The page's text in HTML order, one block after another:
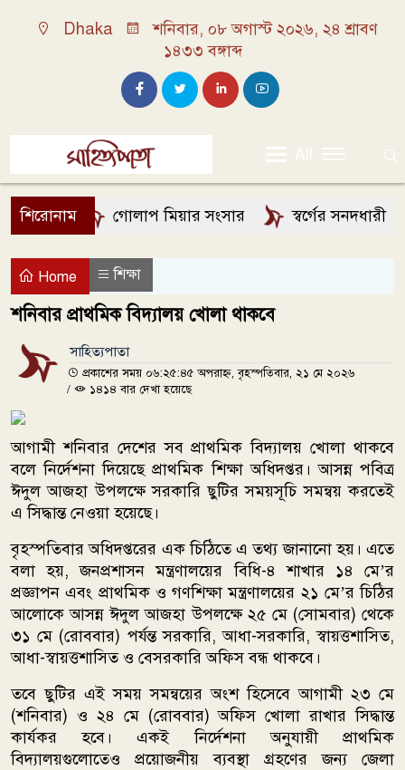
Dhaka
শনিবার, ০৮ অগাস্ট ২০২৬, ২৪ শ্রাবণ
১৪৩৩ বঙ্গাব্দ
All
শিরোনাম গোলাপ মিয়ার সংসার স্বর্গের সনদধারী
Home শিক্ষা
শনিবার প্রাথমিক বিদ্যালয় খোলা থাকবে
সাহিত্যপাতা
প্রকাশের সময় ০৬:২৫:৪৫ অপরাহ্ন, বৃহস্পতিবার, ২১ মে ২০২৬
/
১৪১৪ বার দেখা হয়েছে
আগামী শনিবার দেশের সব প্রাথমিক বিদ্যালয় খোলা থাকবে
বলে নির্দেশনা দিয়েছে প্রাথমিক শিক্ষা অধিদপ্তর। আসন্ন পবিত্র
ঈদুল আজহা উপলক্ষে সরকারি ছুটির সময়সূচি সমন্বয় করতেই
এ সিদ্ধান্ত নেওয়া হয়েছে।
বৃহস্পতিবার অধিদপ্তরের এক চিঠিতে এ তথ্য জানানো হয়। এতে
বলা হয়, জনপ্রশাসন মন্ত্রণালয়ের বিধি-৪ শাখার ১৪ মে’র
প্রজ্ঞাপন এবং প্রাথমিক ও গণশিক্ষা মন্ত্রণালয়ের ২১ মে’র চিঠির
আলোকে আসন্ন ঈদুল আজহা উপলক্ষে ২৫ মে (সোমবার) থেকে
৩১ মে (রোববার) পর্যন্ত সরকারি, আধা-সরকারি, স্বায়ত্তশাসিত,
আধা-স্বায়ত্তশাসিত ও বেসরকারি অফিস বন্ধ থাকবে।
তবে ছুটির এই সময় সমন্বয়ের অংশ হিসেবে আগামী ২৩ মে
(শনিবার) ও ২৪ মে (রোববার) অফিস খোলা রাখার সিদ্ধান্ত
কার্যকর হবে। একই নির্দেশনা অনুযায়ী প্রাথমিক
বিদ্যালয়গুলোতেও প্রয়োজনীয় ব্যবস্থা গ্রহণের জন্য জেলা